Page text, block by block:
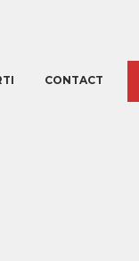
CONTACT